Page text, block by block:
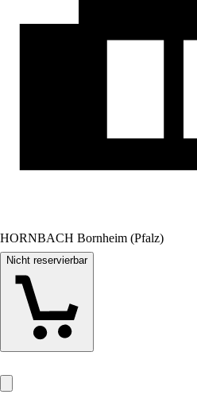
HORNBACH Bornheim (Pfalz)
Nicht reservierbar